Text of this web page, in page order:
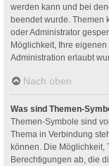
werden kann und bei
beendet wurde. Themen
oder Administrator
Möglichkeit, Ihre
Administration erlaubt
Nach oben
Was sind Themen-
Themen-Symbole sind
Thema in Verbindung
können. Die Möglichkeit,
Berechtigungen ab, die